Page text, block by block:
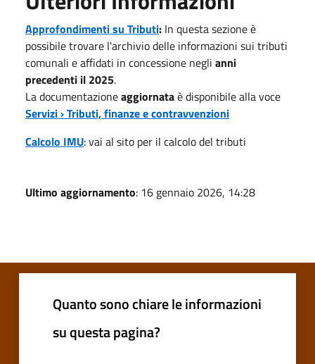
Approfondimenti su Tributi: In questa sezione è
possibile trovare l'archivio delle informazioni sui tributi
comunali e affidati in concessione negli anni
precedenti il 2025.
La documentazioneaggiornataè disponibile alla voce
Servizi › Tributi, finanze e contravvenzioni
Calcolo IMU: vai al sito per il calcolo del tributi
Ultimo aggiornamento: 16 gennaio 2026, 14:28
Quanto sono chiare le informazioni
su questa pagina?